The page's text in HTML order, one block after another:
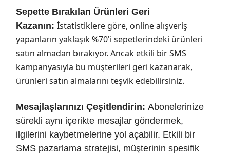
Sepette Bırakılan Ürünleri Geri
Kazanın: İstatistiklere göre, online alışveriş
yapanların yaklaşık %70'i sepetlerindeki ürünleri
satın almadan bırakıyor. Ancak etkili bir SMS
kampanyasıyla bu müşterileri geri kazanarak,
ürünleri satın almalarını teşvik edebilirsiniz.
Mesajlaşlarınızı Çeşitlendirin: Abonelerinize
sürekli aynı içerikte mesajlar göndermek,
ilgilerini kaybetmelerine yol açabilir. Etkili bir
SMS pazarlama stratejisi, müşterinin spesifik